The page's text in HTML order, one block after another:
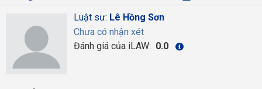
Luật sư: Lê Hồng Sơn
Chưa có nhận xét
Đánh giá của iLAW: 0.0